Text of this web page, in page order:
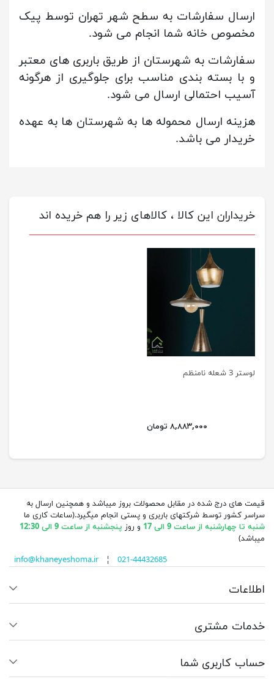
ارسال سفارشات به سطح شهر تهران توسط پیک
مخصوص خانه شما انجام می شود.
سفارشات به شهرستان از طریق باربری های معتبر
و با بسته بندی مناسب برای جلوگیری از هرگونه
آسیب احتمالی ارسال می شود.
هزینه ارسال محموله ها به شهرستان ها به عهده
خریدار می باشد.
خریداران این کالا ، کالاهای زیر را هم خریده اند
لوستر 3 شعله نامنظم
۸,۸۸۳,۰۰۰ تومان
قیمت های درج شده در مقابل محصولات بروز میباشد و همچنین ارسال به
سراسر کشور توسط شرکتهای باربری و پستی انجام میگیرد.(ساعات کاری ما
شنبه تا چهارشنبه از ساعت 9 الی 17
و روز پنجشنبه از ساعت 9 الی 12:30
میباشد)
info@khaneyeshoma.ir¦ 021-44432685
اطلاعات
خدمات مشتری
حساب کاربری شما